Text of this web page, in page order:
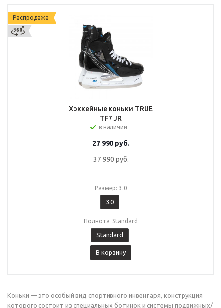
Распродажа
Хоккейные коньки TRUE
TF7 JR
в наличии
27 990руб.
37 990руб.
Размер: 3.0
3.0
Полнота: Standard
Standard
В корзину
Коньки — это особый вид спортивного инвентаря, конструкция
которого состоит из специальных ботинок и системы подвижных/